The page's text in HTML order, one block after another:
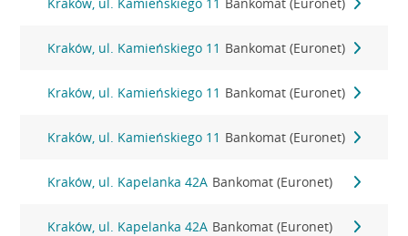
Kraków, ul. Kamieńskiego 11 Bankomat (Euronet)
Kraków, ul. Kamieńskiego 11 Bankomat (Euronet)
Kraków, ul. Kamieńskiego 11 Bankomat (Euronet)
Kraków, ul. Kapelanka 42A Bankomat (Euronet)
Kraków, ul. Kapelanka 42A Bankomat (Euronet)